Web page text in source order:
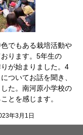
でもある栽培活動や
ります。5年生の
が始まりました。4
ついてお話を聞き、
た。南河原小学校の
とを感じます。
年3月1日